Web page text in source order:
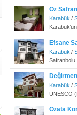
Öz
Karabük /
Efsane
Karabük /
Safranbolu
Karabük /
UNESCO
Özata